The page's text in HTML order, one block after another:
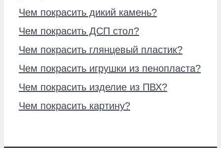
Чем покрасить дикий камень?
Чем покрасить ДСП стол?
Чем покрасить глянцевый пластик?
Чем покрасить игрушки из пенопласта?
Чем покрасить изделие из ПВХ?
Чем покрасить картину?